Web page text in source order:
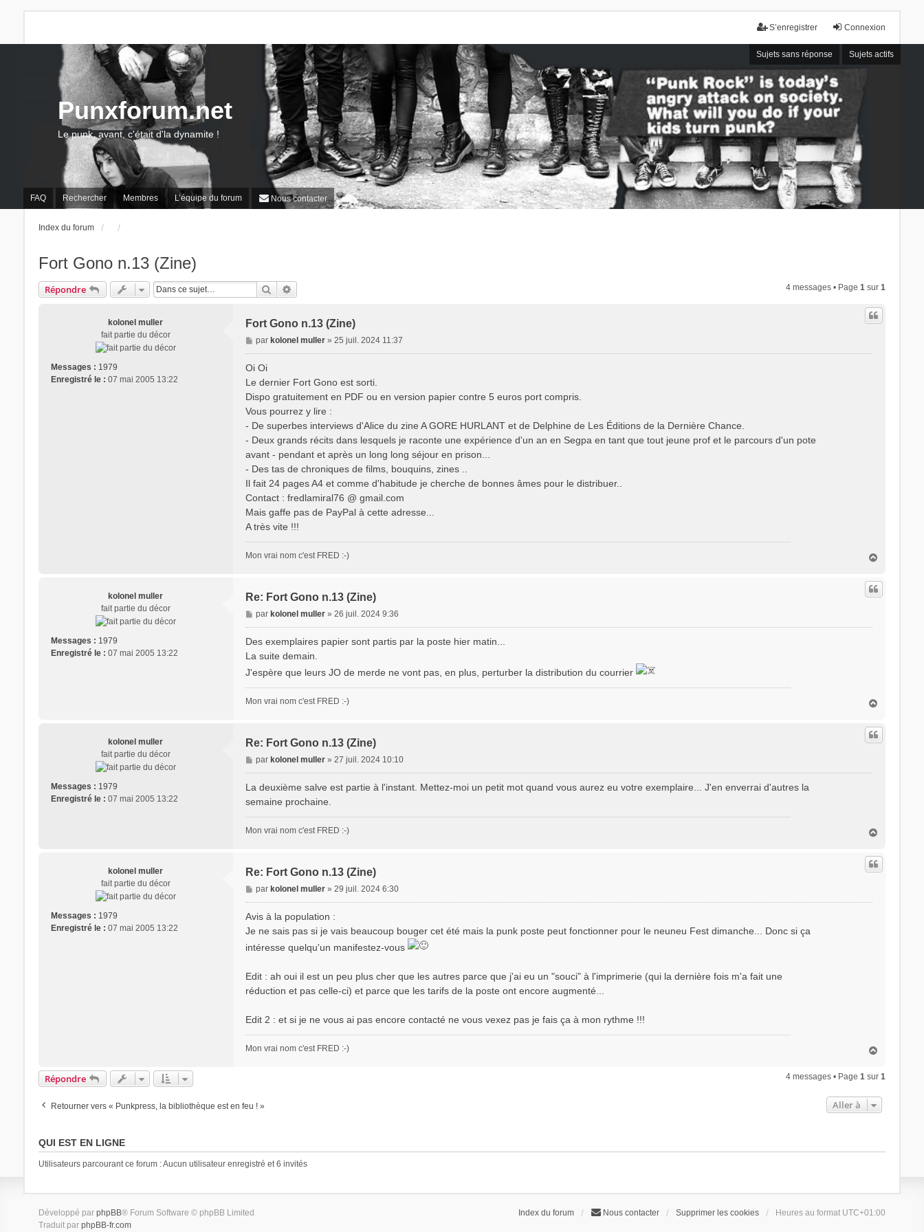
Connexion
S’enregistrer
Sujets sans réponse Sujets actifs
FAQ Rechercher Membres L’équipe du forum Nous contacter
Punxforum.net
Le punk, avant, c'était d'la dynamite !
Index du forum
Fort Gono n.13 (Zine)
Répondre Rechercher 4 messages • Page1 sur1
kolonel muller
fait partie du décor
Messages : 1979
Enregistré le : 07 mai 2005 13:22
Fort Gono n.13 (Zine)
M
e
s
a
g
e
parkolonel muller » 25 juil. 2024 11:37
Oi Oi
Le dernier Fort Gono est sorti.
Dispo gratuitement en PDF ou en version papier contre 5 euros port compris.
Vous pourrez y lire :
- De superbes interviews d'Alice du zine A GORE HURLANT et de Delphine de Les Éditions de la Dernière Chance.
- Deux grands récits dans lesquels je raconte une expérience d'un an en Segpa en tant que tout jeune prof et le parcours d'un pote
avant - pendant et après un long long séjour en prison...
- Des tas de chroniques de films, bouquins, zines ..
Il fait 24 pages A4 et comme d'habitude je cherche de bonnes âmes pour le distribuer..
Contact : fredlamiral76 @ gmail.com
Mais gaffe pas de PayPal à cette adresse...
A très vite !!!
Mon vrai nom c'est FRED :-)
u
kolonel muller
fait partie du décor
Messages : 1979
Enregistré le : 07 mai 2005 13:22
Re: Fort Gono n.13 (Zine)
M
e
a
g
e
parkolonel muller »26 juil. 2024 9:36
Des exemplaires papier sont partis par la poste hier matin...
La suite demain.
J'espère que leurs JO de merde ne vont pas, en plus, perturber la distribution du courrier
Mon vrai nom c'est FRED :-)
u
kolonel muller
fait partie du décor
Messages : 1979
Enregistré le : 07 mai 2005 13:22
Re: Fort Gono n.13 (Zine)
M
e
a
g
e
parkolonel muller » 27 juil. 2024 10:10
La deuxième salve est partie à l'instant. Mettez-moi un petit mot quand vous aurez eu votre exemplaire... J'en enverrai d'autres la
semaine prochaine.
Mon vrai nom c'est FRED :-)
u
kolonel muller
fait partie du décor
Messages : 1979
Enregistré le : 07 mai 2005 13:22
Re: Fort Gono n.13 (Zine)
M
e
s
a
g
parkolonel muller »29 juil. 2024 6:30
Avis à la population :
Je ne sais pas si je vais beaucoup bouger cet été mais la punk poste peut fonctionner pour le neuneu Fest dimanche... Donc si ça
intéresse quelqu'un manifestez-vous
Edit : ah oui il est un peu plus cher que les autres parce que j'ai eu un "souci" à l'imprimerie (qui la dernière fois m'a fait une
réduction et pas celle-ci) et parce que les tarifs de la poste ont encore augmenté...
Edit 2 : et si je ne vous ai pas encore contacté ne vous vexez pas je fais ça à mon rythme !!!
Mon vrai nom c'est FRED :-)
u
t
Répondre 4 messages • Page1 sur1
Retourner vers « Punkpress, la bibliothèque est en feu ! » Aller à
QUI EST EN LIGNE
Utilisateurs parcourant ce forum : Aucun utilisateur enregistré et 6 invités
Index du forum Nous contacter Supprimer les cookies Heures au format UTC+01:00
Développé par phpBB® Forum Software © phpBB Limited
Traduit par phpBB-fr.com